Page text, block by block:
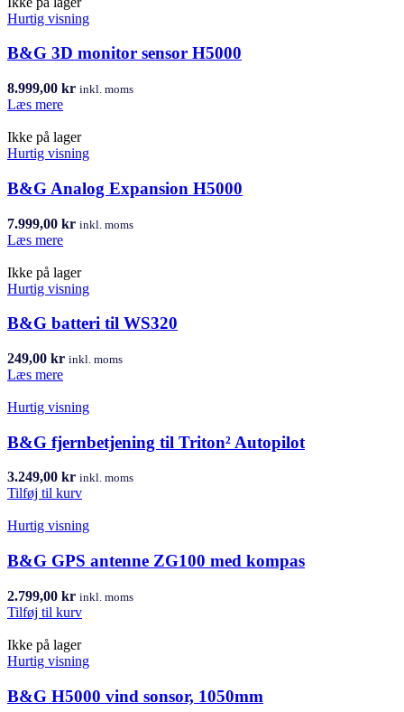
Hurtig visning
B&G 3D monitor sensor H5000
8.999,00 kr inkl. moms
Læs mere
Ikke på lager
Hurtig visning
B&G Analog Expansion H5000
7.999,00 kr inkl. moms
Læs mere
Ikke på lager
Hurtig visning
B&G batteri til WS320
249,00 kr inkl. moms
Læs mere
Hurtig visning
B&G fjernbetjening til Triton² Autopilot
3.249,00 kr inkl. moms
Tilføj til kurv
Hurtig visning
B&G GPS antenne ZG100 med kompas
2.799,00 kr inkl. moms
Tilføj til kurv
Ikke på lager
Hurtig visning
B&G H5000 vind sonsor, 1050mm